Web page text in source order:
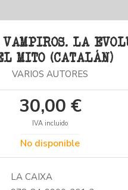
VAMPIROS. LA
MITO (CATALÁN)
VARIOS AUTORES
30,00 €
IVA incluido
No disponible
LA CAIXA